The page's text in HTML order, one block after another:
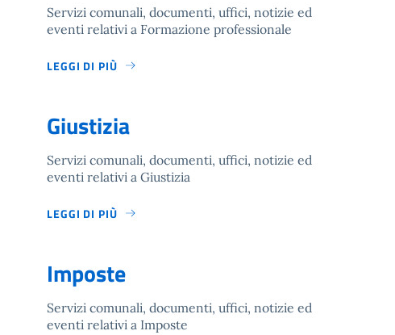
Servizi comunali, documenti, uffici, notizie ed
eventi relativi a Formazione professionale
LEGGI DI PIÙ
Giustizia
Servizi comunali, documenti, uffici, notizie ed
eventi relativi a Giustizia
LEGGI DI PIÙ
Imposte
Servizi comunali, documenti, uffici, notizie ed
eventi relativi a Imposte